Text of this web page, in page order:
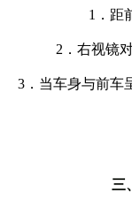
1 ．距
2 ．右视镜
3 ．当车身与前车
三